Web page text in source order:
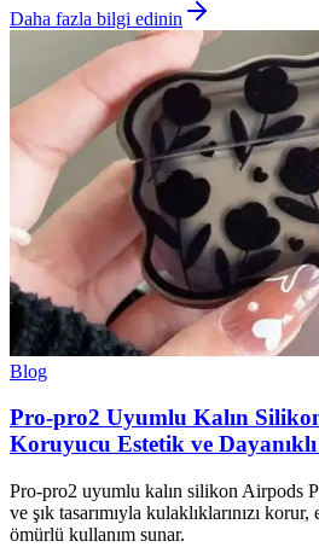
Daha fazla bilgi edinin
Blog
Pro-pro2 Uyumlu Kalın
Koruyucu Estetik ve Dayanıklı
Pro-pro2 uyumlu kalın silikon Airpods
ve şık tasarımıyla kulaklıklarınızı
ömürlü kullanım sunar.